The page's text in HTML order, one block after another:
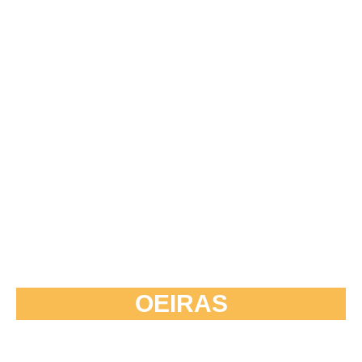
OEIRAS